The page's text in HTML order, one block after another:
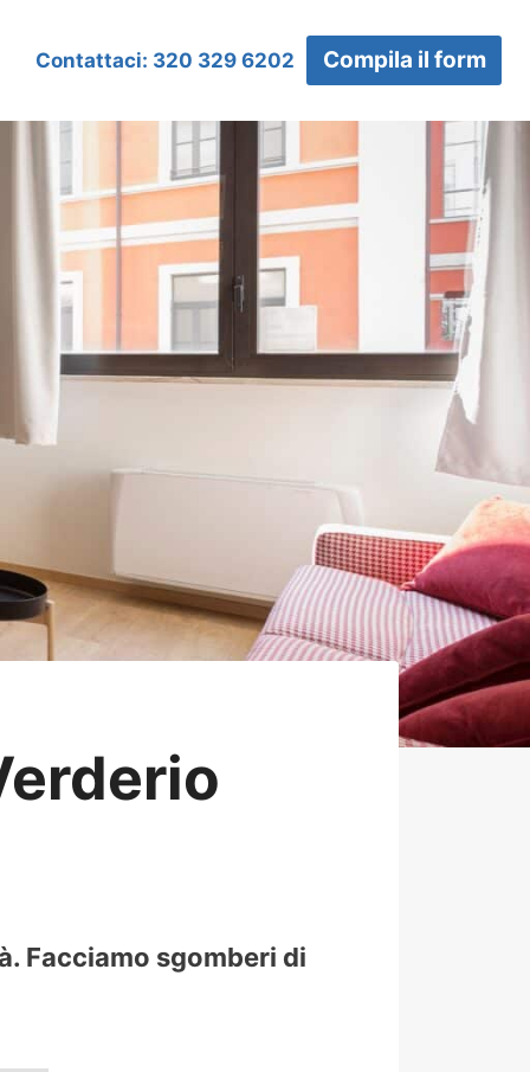
Contattaci: 320 329 6202 Compila il form
Facciamo sgomberi di